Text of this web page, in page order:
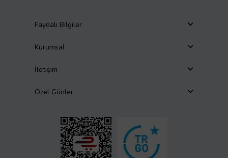
Faydalı Bilgiler
Kurumsal
İletişim
Özel Günler